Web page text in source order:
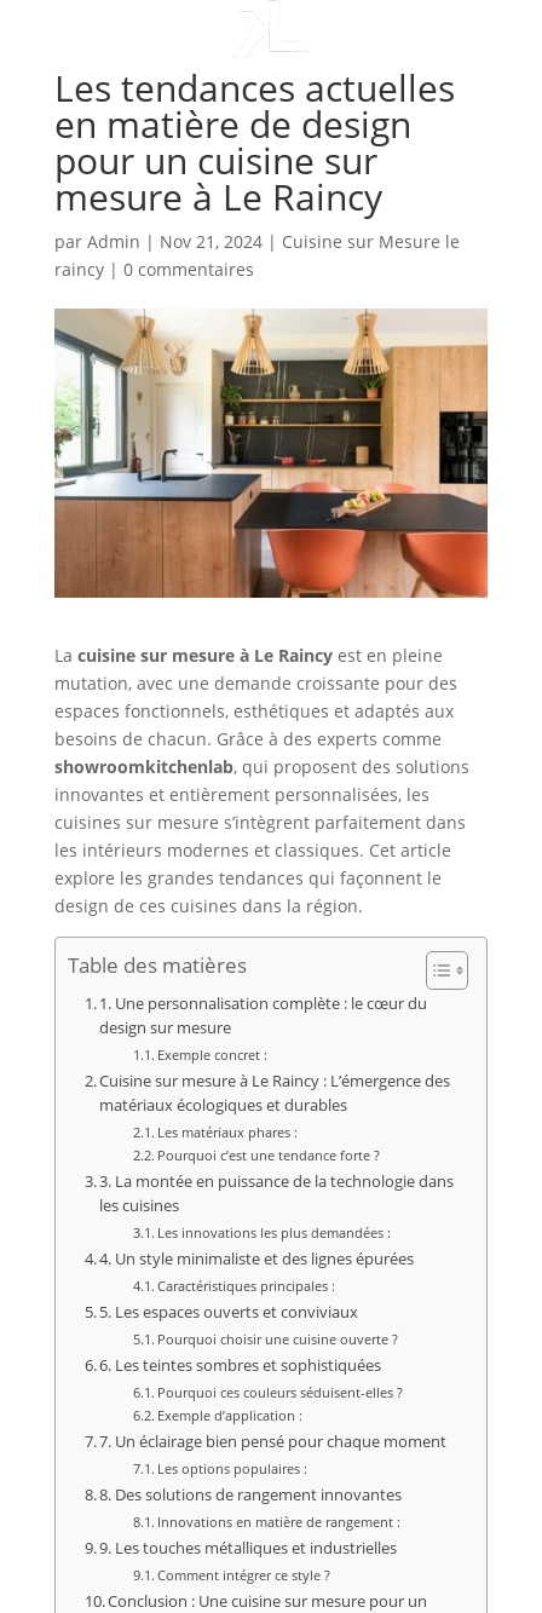
Les tendances actuelles
en matière de design
pour un cuisine sur
mesure à Le Raincy
par Admin | Nov 21, 2024| Cuisine sur Mesure le
raincy| 0 commentaires
La cuisine sur mesure à Le Raincyest en pleine
mutation, avec une demande croissante pour des
espaces fonctionnels, esthétiques et adaptés aux
besoins de chacun. Grâce à des experts comme
showroomkitchenlab, qui proposent des solutions
innovantes et entièrement personnalisées, les
cuisines sur mesure s’intègrent parfaitement dans
les intérieurs modernes et classiques. Cet article
explore les grandes tendances qui façonnent le
design de ces cuisines dans la région.
Table des matières
1. Une personnalisation complète : le cœur du
design sur mesure
Exemple concret :
Cuisine sur mesure à Le Raincy : L’émergence des
matériaux écologiques et durables
Les matériaux phares :
Pourquoi c’est une tendance forte ?
3. La montée en puissance de la technologie dans
les cuisines
Les innovations les plus demandées :
4. Un style minimaliste et des lignes épurées
Caractéristiques principales :
5. Les espaces ouverts et conviviaux
Pourquoi choisir une cuisine ouverte ?
6. Les teintes sombres et sophistiquées
Pourquoi ces couleurs séduisent-elles ?
Exemple d’application :
7. Un éclairage bien pensé pour chaque moment
Les options populaires :
8. Des solutions de rangement innovantes
Innovations en matière de rangement :
9. Les touches métalliques et industrielles
Comment intégrer ce style ?
Conclusion : Une cuisine sur mesure pour un